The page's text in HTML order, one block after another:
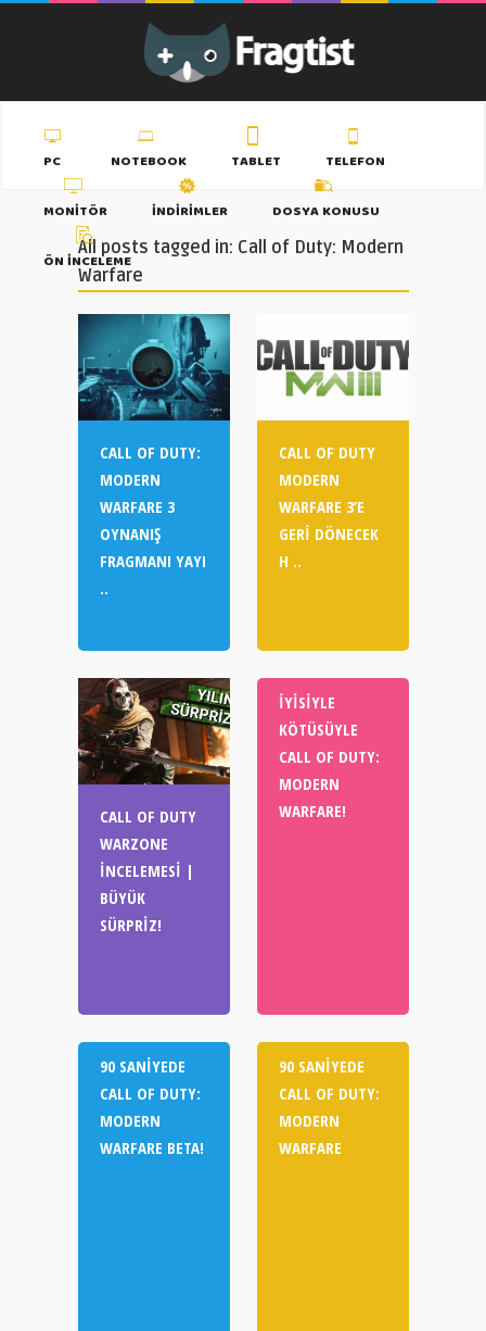
PC NOTEBOOK TABLET
TELEFON
MONITÖR
İNDIRIMLER
DOSYA KONUSU
ÖN İNCELEME
All posts tagged in: Call of Duty: Modern
Warfare
CALL OF DUTY:
MODERN
WARFARE 3
OYNANIŞ
FRAGMANI YAYI
..
CALL OF DUTY
MODERN
WARFARE 3’E
GERI DÖNECEK
H ..
CALL OF DUTY
WARZONE
İNCELEMESI |
BÜYÜK
SÜRPRIZ!
İYISIYLE
KÖTÜSÜYLE
CALL OF DUTY:
MODERN
WARFARE!
90 SANIYEDE
CALL OF DUTY:
MODERN
WARFARE BETA!
90 SANIYEDE
CALL OF DUTY:
MODERN
WARFARE